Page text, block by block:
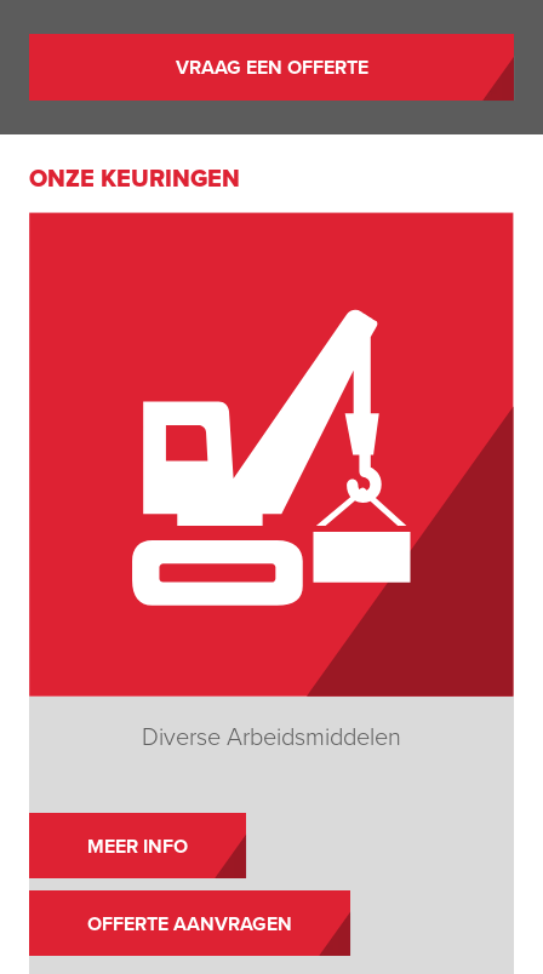
VRAAG EEN OFFERTE
ONZE KEURINGEN
Diverse Arbeidsmiddelen
MEER INFO
OFFERTE AANVRAGEN